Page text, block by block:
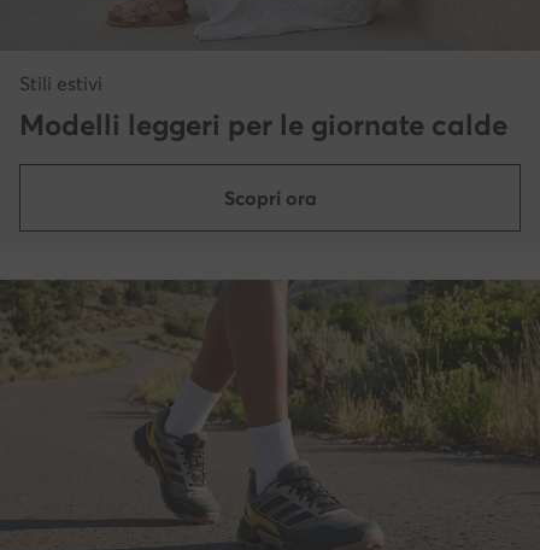
Stili estivi
Modelli leggeri per le giornate calde
Scopri ora